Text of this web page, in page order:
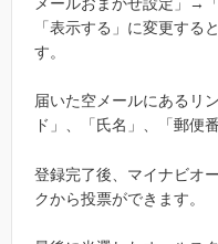
「表示する」に変更する
す。
届いた空メールにあるリ
ド」、「氏名」、「郵便
登録完了後、マイナビオ
クから投票ができます。